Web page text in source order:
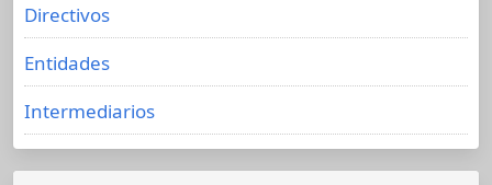
Directivos
Entidades
Intermediarios